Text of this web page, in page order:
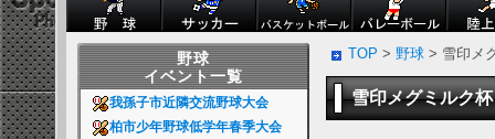
野球
イベント一覧
我孫子市近隣交流野球大会
柏市少年野球低学年春季大会
TOP > 野球> 雪印メ
雪印メグミルク